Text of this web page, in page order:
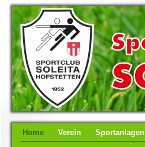
Home Verein Sportanlagen